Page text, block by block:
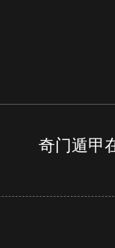
奇门遁甲